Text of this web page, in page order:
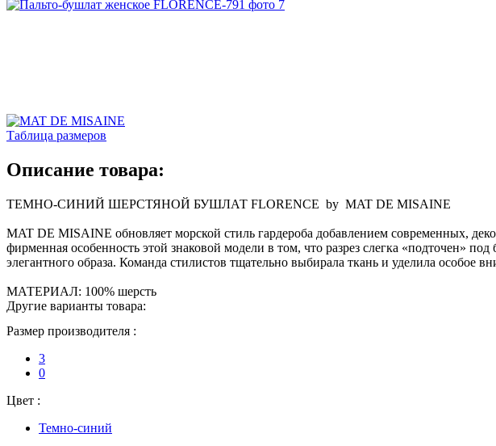
Таблица размеров
Описание товара:
ТЕМНО-СИНИЙ ШЕРСТЯНОЙ БУШЛАТ FLORENCE by MAT DE MISAINE
MAT DE MISAINE обновляет морской стиль гардероба добавлением современных,
фирменная особенность этой знаковой модели в том, что разрез слегка «подточен»
элегантного образа. Команда стилистов тщательно выбирала ткань и уделила особое
МАТЕРИАЛ: 100% шерсть
Другие варианты товара:
Размер производителя :
3
0
Цвет :
Темно-синий